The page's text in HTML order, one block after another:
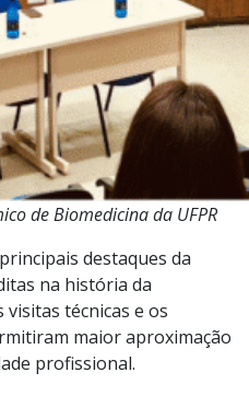
de Biomedicina da UFPR
destaques da
na história da
visitas técnicas e os
maior aproximação
profissional.